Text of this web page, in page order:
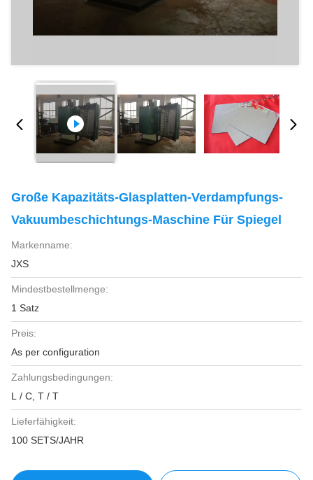
Große Kapazitäts-Glasplatten-Verdampfungs-
Vakuumbeschichtungs-Maschine Für Spiegel
Markenname:
JXS
Mindestbestellmenge:
1 Satz
Preis:
As per configuration
Zahlungsbedingungen:
L / C, T / T
Lieferfähigkeit:
100 SETS/JAHR